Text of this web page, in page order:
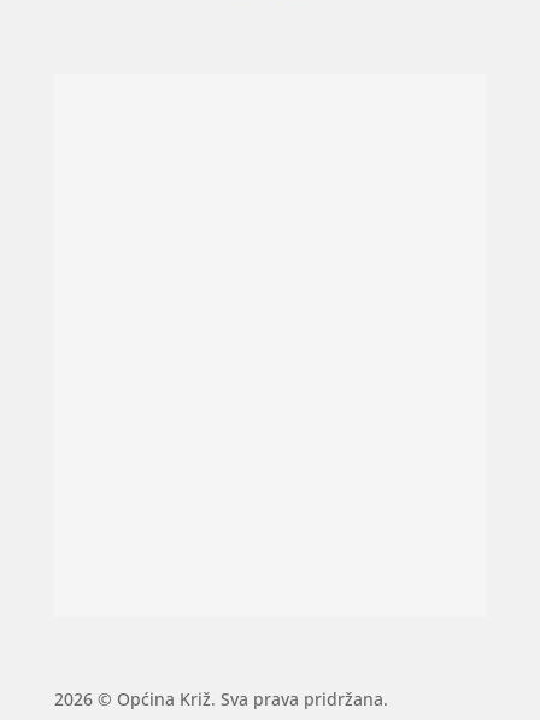
2026 © Općina Križ. Sva prava pridržana.